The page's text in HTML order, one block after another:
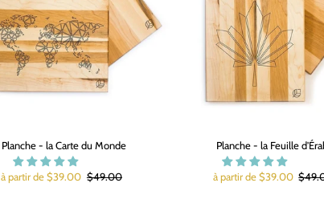
Planche - la Carte du Monde
à partir de $39.00 $49.00
Planche - la Feuille
à partir de $39.00